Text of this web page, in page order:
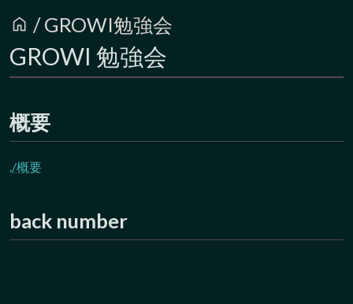
home /GROWI勉強会
GROWI 勉強会
概要
./概要
back number